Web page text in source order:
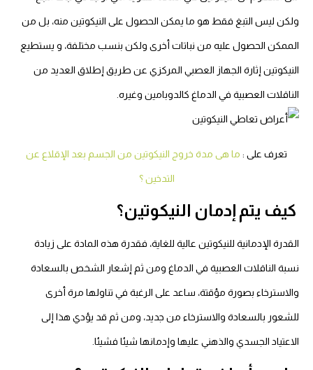
ولكن ليس التبغ فقط هو ما يمكن الحصول على النيكوتين منه، بل من
الممكن الحصول عليه من نباتات أخرى ولكن بنسب مختلفة، و يستطيع
النيكوتين إثارة الجهاز العصبي المركزي عن طريق إطلاق العديد من
الناقلات العصبية في الدماغ كالدوبامين وغيره.
تعرف على : ما هى مدة خروج النيكوتين من الجسم بعد الإقلاع عن
التدخين ؟
كيف يتم إدمان النيكوتين؟
القدرة الإدمانية للنيكوتين عالية للغاية، فقدرة هذه المادة على زيادة
نسبة الناقلات العصبية في الدماغ ومن ثم إشعار الشخص بالسعادة
والاسترخاء بصورة مؤقتة، ساعد على الرغبة في تناولها مرة أخرى
للشعور بالسعادة والاسترخاء من جديد، ومن ثم قد يؤدي هذا إلى
الاعتياد الجسدي والذهني عليها وإدمانها شيئا فشيئا.